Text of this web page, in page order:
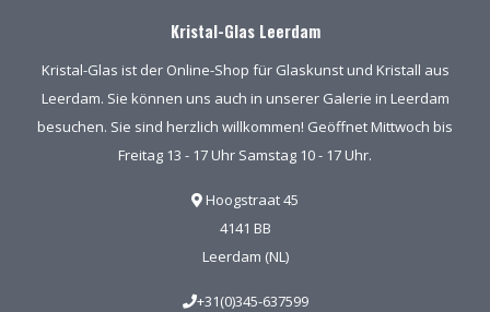
Kristal-Glas Leerdam
Kristal-Glas ist der Online-Shop für Glaskunst und Kristall aus
Leerdam. Sie können uns auch in unserer Galerie in Leerdam
besuchen. Sie sind herzlich willkommen! Geöffnet Mittwoch bis
Freitag 13 - 17 Uhr Samstag 10 - 17 Uhr.
Hoogstraat 45
4141 BB
Leerdam (NL)
+31(0)345-637599